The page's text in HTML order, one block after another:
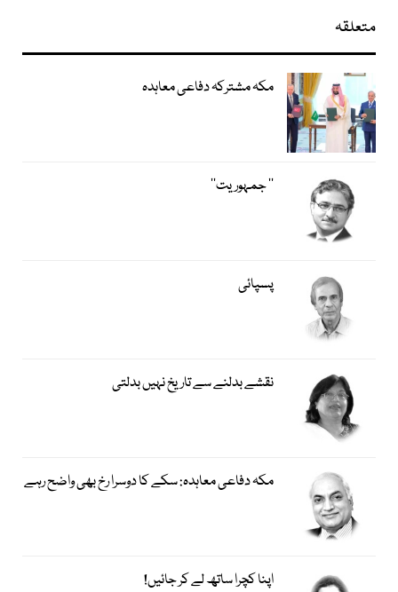
متعلقہ
مکہ مشترکہ دفاعی معاہدہ
’’ جمہوریت‘‘
پسپائی
نقشے بدلنے سے تاریخ نہیں بدلتی
مکہ دفاعی معاہدہ: سکے کا دوسرا رخ بھی واضح رہے
اپنا کچرا ساتھ لے کر جائیں!